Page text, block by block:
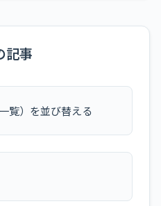
記事
覧）を並び替える